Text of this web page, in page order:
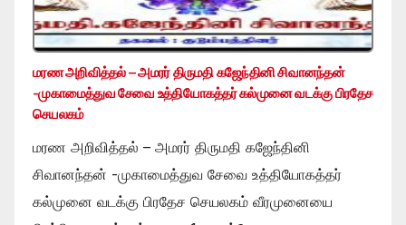
மரண அறிவித்தல் – அமரர் திருமதி கஜேந்தினி சிவானந்தன்
-முகாமைத்துவ சேவை உத்தியோகத்தர் கல்முனை வடக்கு பிரதேச
செயலகம்
மரண அறிவித்தல் – அமரர் திருமதி கஜேந்தினி
சிவானந்தன் -முகாமைத்துவ சேவை உத்தியோகத்தர்
கல்முனை வடக்கு பிரதேச செயலகம் வீரமுனையை